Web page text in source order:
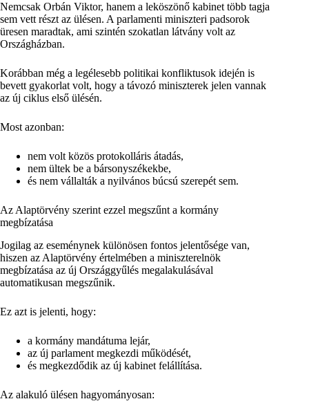
Nemcsak Orbán Viktor, hanem a leköszönő kabinet több tagja
sem vett részt az ülésen. A parlamenti miniszteri padsorok
üresen maradtak, ami szintén szokatlan látvány volt az
Országházban.
Korábban még a legélesebb politikai konfliktusok idején is
bevett gyakorlat volt, hogy a távozó miniszterek jelen vannak
az új ciklus első ülésén.
Most azonban:
nem volt közös protokolláris átadás,
nem ültek be a bársonyszékekbe,
és nem vállalták a nyilvános búcsú szerepét sem.
Az Alaptörvény szerint ezzel megszűnt a kormány
megbízatása
Jogilag az eseménynek különösen fontos jelentősége van,
hiszen az Alaptörvény értelmében a miniszterelnök
megbízatása az új Országgyűlés megalakulásával
automatikusan megszűnik.
Ez azt is jelenti, hogy:
a kormány mandátuma lejár,
az új parlament megkezdi működését,
és megkezdődik az új kabinet felállítása.
Az alakuló ülésen hagyományosan: